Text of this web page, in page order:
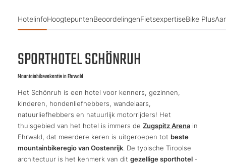
HotelinfoHoogtepuntenBeoordelingenFietsexpertiseBike Plus
SPORTHOTEL SCHÖNRUH
Mountainbikevakantie in Ehrwald
Het Schönruh is een hotel voor kenners, gezinnen,
kinderen, hondenliefhebbers, wandelaars,
natuurliefhebbers en natuurlijk motorrijders! Het
thuisgebied van het hotel is immers de Zugspitz Arena in
Ehrwald, dat meerdere keren is uitgeroepen tot beste
mountainbikeregio van Oostenrijk. De typische Tiroolse
architectuur is het kenmerk van dit gezellige sporthotel -